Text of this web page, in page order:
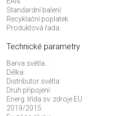
Standardní balení:
Recyklační poplatek:
Produktová řada:
Technické parametry
Barva světla..:
Délka:
Distributor světla:
Druh připojení:
Energ. třída sv. zdroje EU
2019/2015: